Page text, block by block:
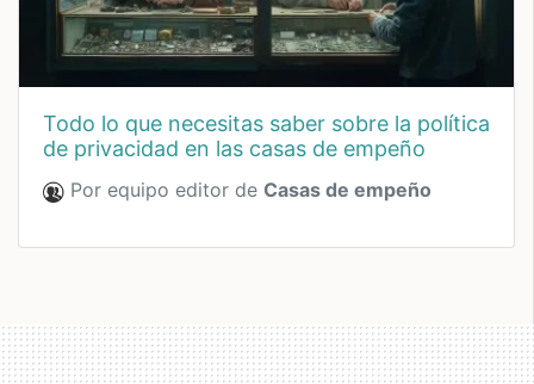
todo lo que necesitas saber sobre la política
de privacidad en las casas de empeño
Por equipo editor de Casas de empeño